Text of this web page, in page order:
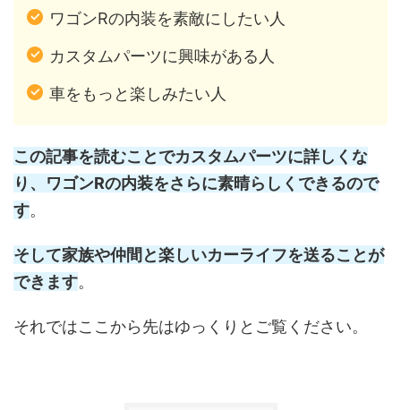
ワゴンRの内装を素敵にしたい人
カスタムパーツに興味がある人
車をもっと楽しみたい人
この記事を読むことでカスタムパーツに詳しくな
り、ワゴンRの内装をさらに素晴らしくできるので
す。
そして家族や仲間と楽しいカーライフを送ることが
できます。
それではここから先はゆっくりとご覧ください。